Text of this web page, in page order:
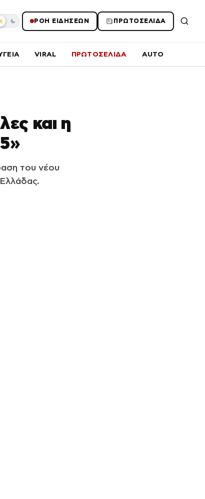
ΡΟΗ ΕΙΔΗΣΕΩΝ ΠΡΩΤΟΣΕΛΙΔΑ
VIRAL ΠΡΩΤΟΣΕΛΙΔΑ AUTO
και η
του νέου